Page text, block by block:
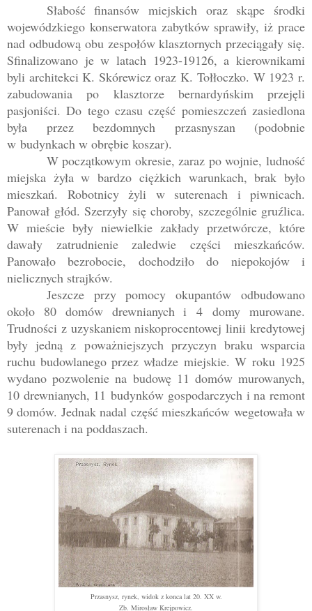
Słabość finansów miejskich oraz skąpe środki
wojewódzkiego konserwatora zabytków sprawiły, iż prace
nad odbudową obu zespołów klasztornych przeciągały się.
Sfinalizowano je w latach 1923-19126, a kierownikami
byli architekci K. Skórewicz oraz K. Tołłoczko. W 1923 r.
zabudowania po klasztorze bernardyńskim przejęli
pasjoniści. Do tego czasu część pomieszczeń zasiedlona
była przez bezdomnych przasnyszan (podobnie
w budynkach w obrębie koszar).
W początkowym okresie, zaraz po wojnie, ludność
miejska żyła w bardzo ciężkich warunkach, brak było
mieszkań. Robotnicy żyli w suterenach i piwnicach.
Panował głód. Szerzyły się choroby, szczególnie gruźlica.
W mieście były niewielkie zakłady przetwórcze, które
dawały zatrudnienie zaledwie części mieszkańców.
Panowało bezrobocie, dochodziło do niepokojów i
nielicznych strajków.
Jeszcze przy pomocy okupantów odbudowano
około 80 domów drewnianych i 4 domy murowane.
Trudności z uzyskaniem niskoprocentowej linii kredytowej
były jedną z poważniejszych przyczyn braku wsparcia
ruchu budowlanego przez władze miejskie. W roku 1925
wydano pozwolenie na budowę 11 domów murowanych,
10 drewnianych, 11 budynków gospodarczych i na remont
9 domów. Jednak nadal część mieszkańców wegetowała w
suterenach i na poddaszach.
Przasnysz, rynek, widok z konca lat 20. XX w.
Zb. Mirosław Krejpowicz.